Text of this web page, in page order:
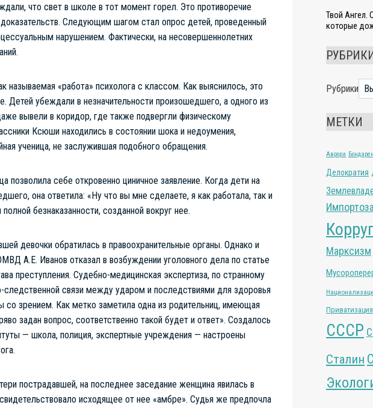
что свет в школе в тот момент горел. Это противоречие
Следующим шагом стал опрос детей, проведенный
нарушением. Фактически, на несовершеннолетних
называемая «работа» психолога с классом. Как выяснилось, это
Детей убеждали в незначительности произошедшего, а одного из
вывели в коридор, где также подвергли физическому
Ксюши находились в состоянии шока и недоумения,
ученица, не заслужившая подобного обращения.
позволила себе откровенно циничное заявление. Когда дети на
она ответила: «Ну что вы мне сделаете, я как работала, так и
безнаказанности, созданной вокруг нее.
девочки обратилась в правоохранительные органы. Однако и
А.Е. Иванов отказал в возбуждении уголовного дела по статье
преступления. Судебно-медицинская экспертиза, по странному
следственной связи между ударом и последствиями для здоровья
зрением. Как метко заметила одна из родительниц, имеющая
задан вопрос, соответственно такой будет и ответ». Создалось
— школа, полиция, экспертные учреждения — настроены
пострадавшей, на последнее заседание женщина явилась в
исходящее от нее «амбре». Судья же предпочла
Твой Ангел.
которые
Рубрики
МЕТКИ
Аврора
Делократия
Марксизм
Приватизация
СССР
Сталин